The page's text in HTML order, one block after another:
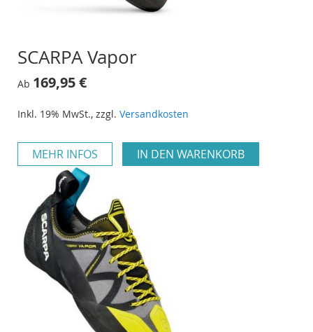
SCARPA Vapor
Ab 169,95 €
Inkl. 19% MwSt., zzgl. Versandkosten
MEHR INFOS IN DEN WARENKORB